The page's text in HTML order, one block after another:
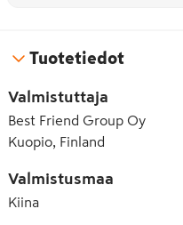
Tuotetiedot
Valmistuttaja
Best Friend Group Oy
Kuopio, Finland
Valmistusmaa
Kiina